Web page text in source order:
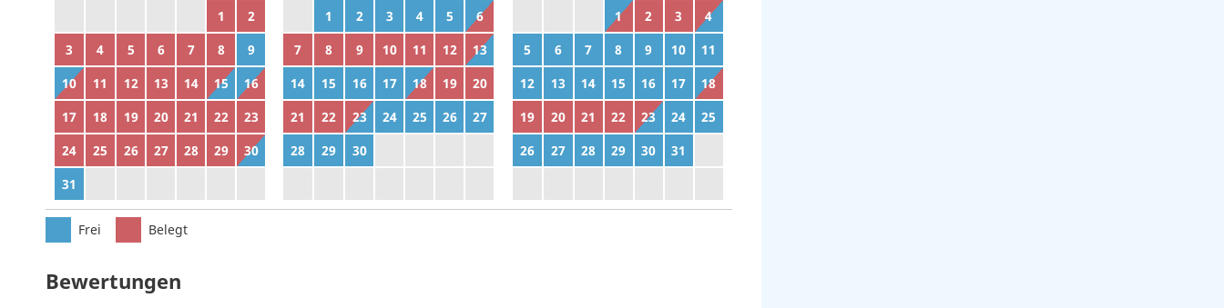
1
2
3
4 5 6 7 8
9
10
11 12 13 14 15
16
17
18 19 20 21 22
23
24
25 26 27 28 29
30
31
1 2 3 4 5
6
7
8 9 10 11 12
13
14
15 16 17 18 19
20
21
22 23 24 25 26
27
28
29 30
1 2 3
4
5
6 7 8 9 10
11
12
13 14 15 16 17
18
19
20 21 22 23 24
25
26
27 28 29 30 31
Frei Belegt
Bewertungen